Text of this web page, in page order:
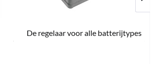
€ 2.179,00 *
De regelaar voor alle batterijtypes